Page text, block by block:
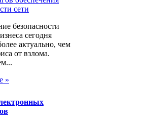
безопасности
сегодня
актуально, чем
от взлома.
»